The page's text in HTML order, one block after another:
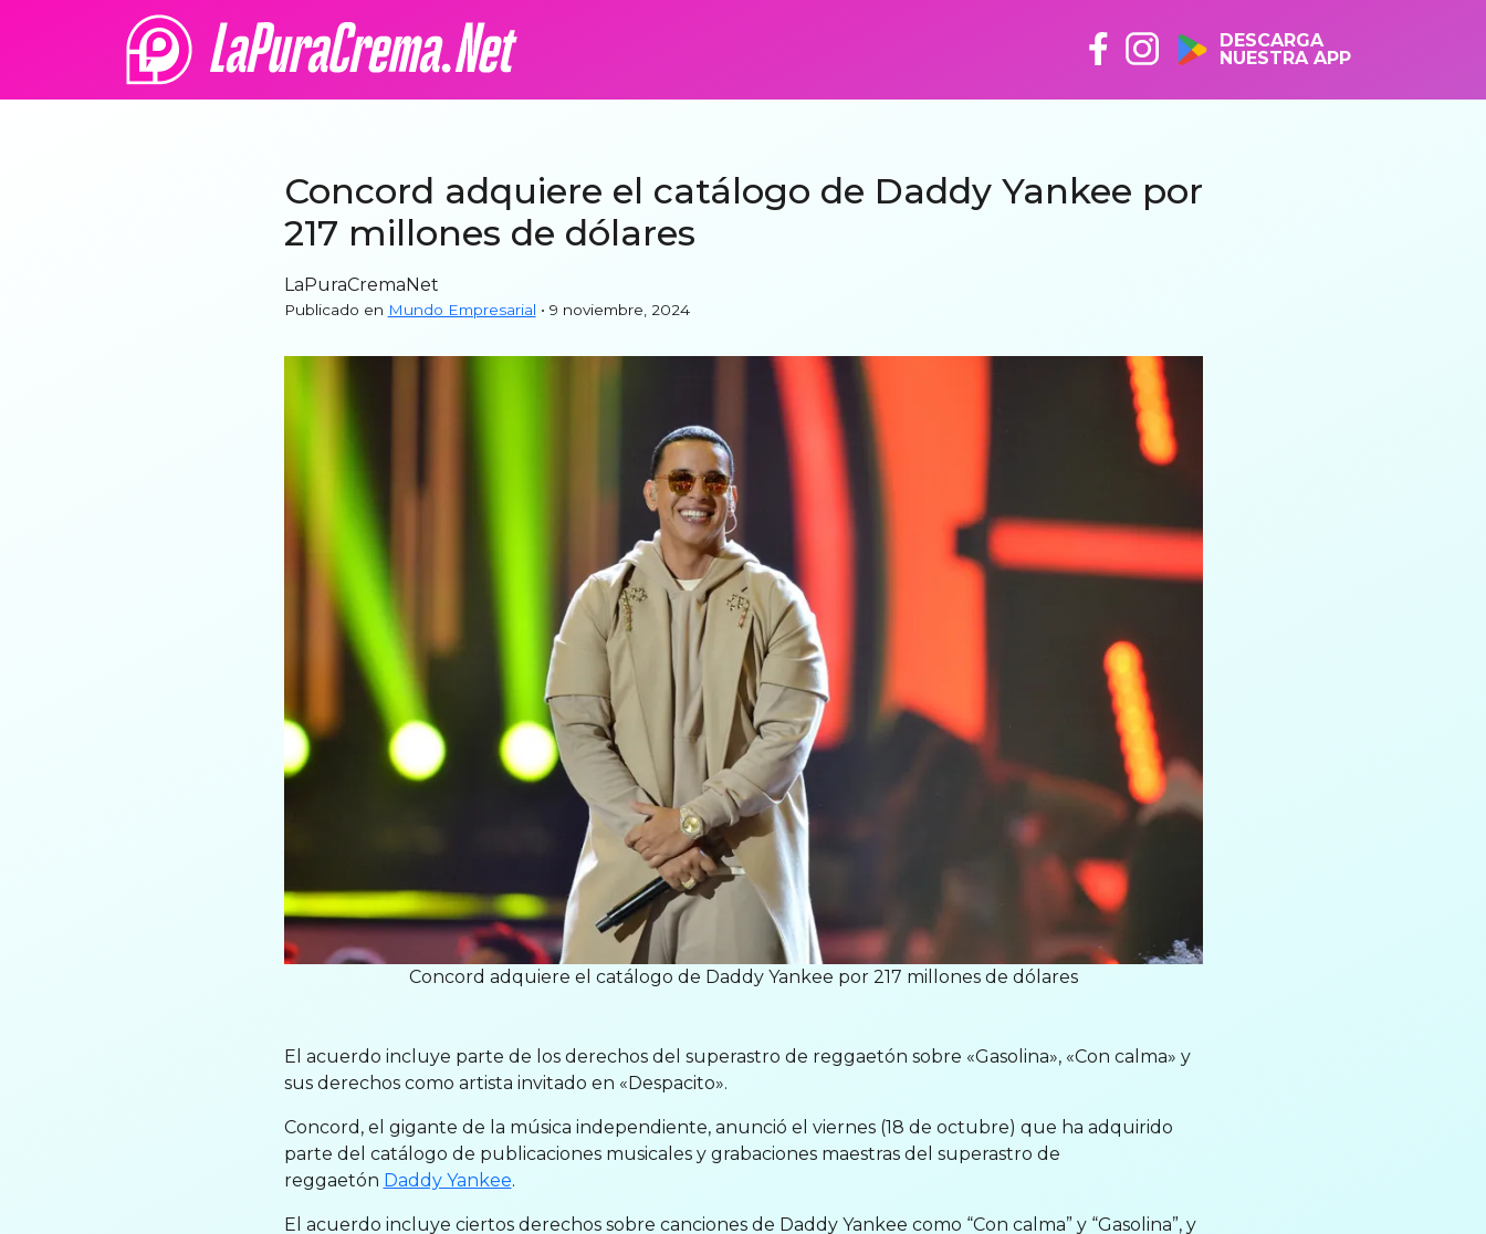
DESCARGA
NUESTRA APP
Concord adquiere el catálogo de Daddy Yankee por
217 millones de dólares
LaPuraCremaNet
Publicado en Mundo Empresarial • 9 noviembre, 2024
Concord adquiere el catálogo de Daddy Yankee por 217 millones de dólares
El acuerdo incluye parte de los derechos del superastro de reggaetón sobre «Gasolina», «Con calma» y
sus derechos como artista invitado en «Despacito».
Concord, el gigante de la música independiente, anunció el viernes (18 de octubre) que ha adquirido
parte del catálogo de publicaciones musicales y grabaciones maestras del superastro de
reggaetón Daddy Yankee.
El acuerdo incluye ciertos derechos sobre canciones de Daddy Yankee como “Con calma” y “Gasolina”, y